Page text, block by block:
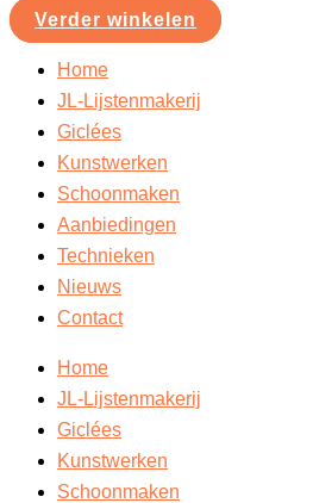
Verder winkelen
Home
JL-Lijstenmakerij
Giclées
Kunstwerken
Schoonmaken
Aanbiedingen
Technieken
Nieuws
Contact
Home
JL-Lijstenmakerij
Giclées
Kunstwerken
Schoonmaken